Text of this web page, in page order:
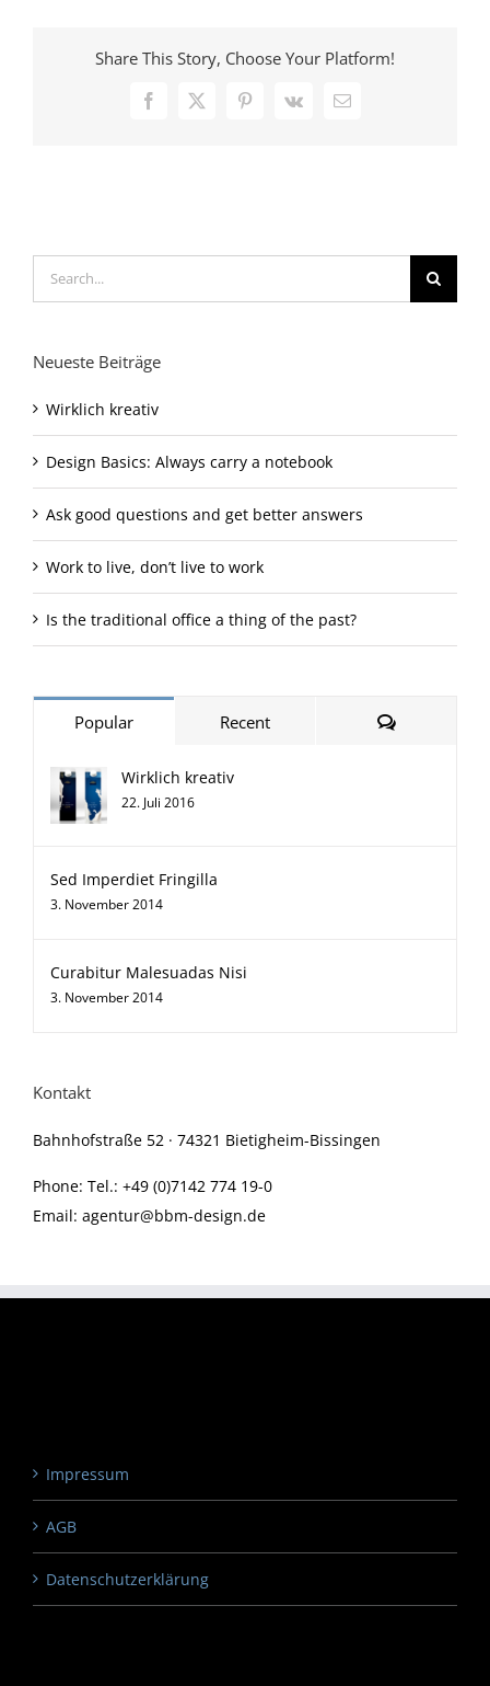
Share This Story, Choose Your Platform!
Facebook
X Pinterest
Vk Email
Search
for:
Neueste Beiträge
Wirklich kreativ
Design Basics: Always carry a notebook
Ask good questions and get better answers
Work to live, don’t live to work
Is the traditional office a thing of the past?
Popular Recent Comments
Wirklich kreativ
22. Juli 2016
Sed Imperdiet Fringilla
3. November 2014
Curabitur Malesuadas Nisi
3. November 2014
Kontakt
Bahnhofstraße 52 · 74321 Bietigheim-Bissingen
Phone: Tel.: +49 (0)7142 774 19-0
Email: agentur@bbm-design.de
Impressum
AGB
Datenschutzerklärung